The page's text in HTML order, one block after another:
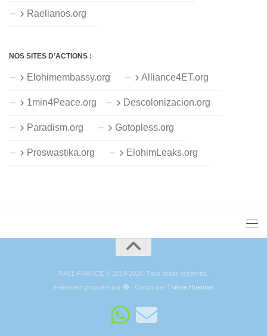
Raelianos.org
NOS SITES D’ACTIONS :
Elohimembassy.org Alliance4ET.org
1min4Peace.org Descolonizacion.org
Paradism.org Gotopless.org
Proswastika.org ElohimLeaks.org
RAËL FRANCE © 2014-2026. Tous droits réservés.
Fièrement propulsé par
- Conçu parThème Hueman